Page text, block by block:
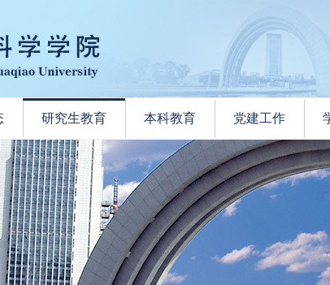
研究生教育 本科教育 党建工作